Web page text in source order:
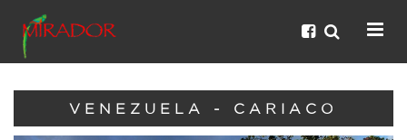
VENEZUELA - CARIACO